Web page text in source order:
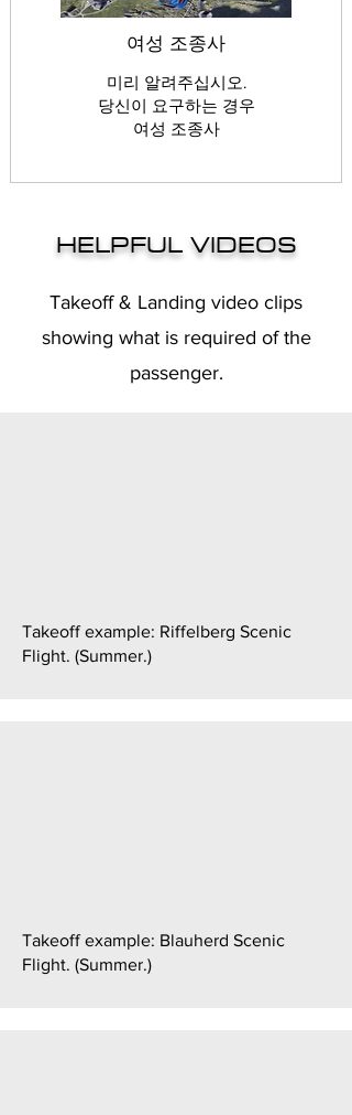
여성 조종사
미리 알려주십시오.
당신이 요구하는 경우
여성 조종사
HELPFUL VIDEOS
Takeoff & Landing video clips
showing what is required of the
passenger.
Takeoff example: Riffelberg Scenic
Flight. (Summer.)
Takeoff example: Blauherd Scenic
Flight. (Summer.)